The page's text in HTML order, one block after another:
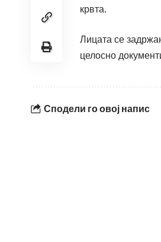
крвта.
Лицата се
целосно
Сподели го овој напис